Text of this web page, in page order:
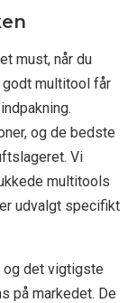
must, når du
multitool får
og de bedste
Vi
multitools
udvalgt specifikt
og det vigtigste
på markedet. De